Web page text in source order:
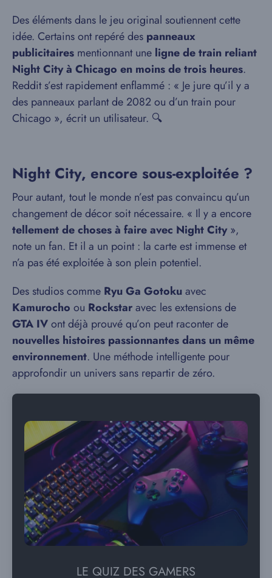
Des éléments dans le jeu original soutiennent cette
idée. Certains ont repéré des panneaux
publicitaires mentionnant une ligne de train reliant
Night City à Chicago en moins de trois heures.
Reddit s’est rapidement enflammé : « Je jure qu’il y a
des panneaux parlant de 2082 ou d’un train pour
Chicago », écrit un utilisateur. 🔍
Night City, encore sous-exploitée ?
Pour autant, tout le monde n’est pas convaincu qu’un
changement de décor soit nécessaire. « Il y a encore
tellement de choses à faire avec Night City »,
note un fan. Et il a un point : la carte est immense et
n’a pas été exploitée à son plein potentiel.
Des studios comme Ryu Ga Gotokuavec
Kamurocho ou Rockstaravec les extensions de
GTA IVont déjà prouvé qu’on peut raconter de
nouvelles histoires passionnantes dans un même
environnement. Une méthode intelligente pour
approfondir un univers sans repartir de zéro.
LE QUIZ DES GAMERS